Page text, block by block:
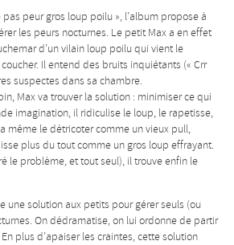
pas peur gros loup poilu », l’album propose à
les peurs nocturnes. Le petit Max a en effet
d’un vilain loup poilu qui vient le
Il entend des bruits inquiétants (« Crr
suspectes dans sa chambre.
Max va trouver la solution : minimiser ce qui
imagination, il ridiculise le loup, le rapetisse,
même le détricoter comme un vieux pull,
plus du tout comme un gros loup effrayant.
le problème, et tout seul), il trouve enfin le
une solution aux petits pour gérer seuls (ou
On dédramatise, on lui ordonne de partir
plus d’apaiser les craintes, cette solution